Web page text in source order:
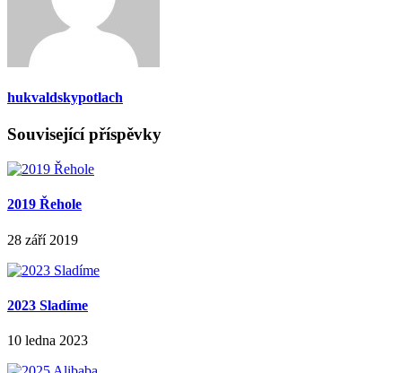
hukvaldskypotlach
Související příspěvky
2019 Řehole
28 září 2019
2023 Sladíme
10 ledna 2023